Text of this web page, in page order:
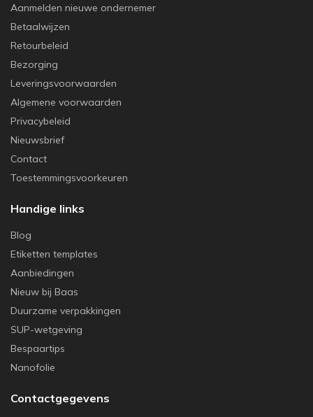
Aanmelden nieuwe ondernemer
Betaalwijzen
Retourbeleid
Bezorging
Leveringsvoorwaarden
Algemene voorwaarden
Privacybeleid
Nieuwsbrief
Contact
Toestemmingsvoorkeuren
Handige links
Blog
Etiketten templates
Aanbiedingen
Nieuw bij Baas
Duurzame verpakkingen
SUP-wetgeving
Bespaartips
Nanofolie
Contactgegevens